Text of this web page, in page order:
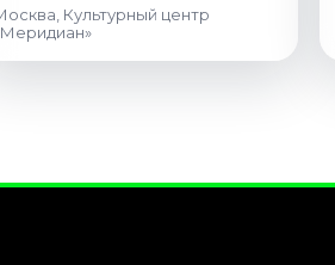
Культурный центр